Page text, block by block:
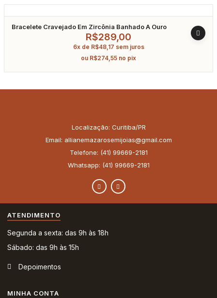
Bracelete Cravejado Em Zircônia Banhado A Ouro
R$289,00
6x de R$48,17 sem juros
ou R$274,55 no pix
Localização: Curitiba/PR
Email: allianemazarosemijoias@gmail.com
Telefone: (41) 99669-2181
Whatsapp: (41) 99669-2181
ATENDIMENTO
Segunda a sexta: das 9h às 18h
Sábado: das 9h às 15h
Depoimentos
MINHA CONTA